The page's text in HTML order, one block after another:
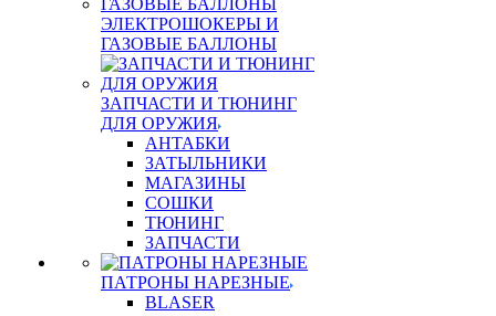
ЭЛЕКТРОШОКЕРЫ И
ГАЗОВЫЕ БАЛЛОНЫ
ЗАПЧАСТИ И ТЮНИНГ
ДЛЯ ОРУЖИЯ
АНТАБКИ
ЗАТЫЛЬНИКИ
МАГАЗИНЫ
СОШКИ
ТЮНИНГ
ЗАПЧАСТИ
ПАТРОНЫ НАРЕЗНЫЕ
BLASER